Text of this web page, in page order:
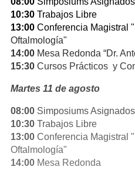
10:30 Trabajos Libre
13:00 Conferencia Magistral
Oftalmología"
14:00 Mesa Redonda “Dr.
15:30 Cursos Prácticos y
Martes 11 de agosto
08:00 Simposiums Asignados
10:30 Trabajos Libre
13:00 Conferencia Magistral
Oftalmología"
14:00 Mesa Redonda